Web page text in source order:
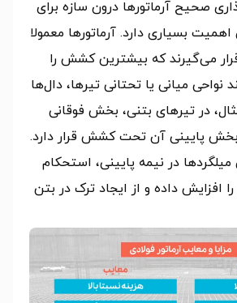
صحیح آرماتورها درون سازه برای
بسیاری دارد. آرماتورها معمولا
می‌گیرند که بیشترین کشش را
نواحی میانی یا تحتانی تیرها، دال‌ها
در تیرهای بتنی، بخش فوقانی
پایینی آن تحت کشش قرار دارد.
میلگردها در نیمه پایینی، استحکام
افزایش داده و از ایجاد ترک در بتن